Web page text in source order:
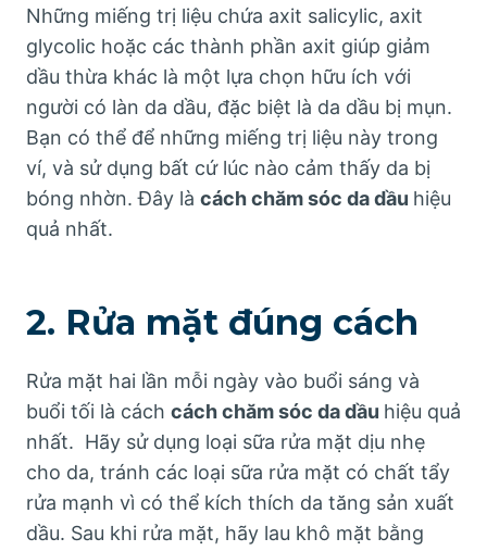
Những miếng trị liệu chứa axit salicylic, axit
glycolic hoặc các thành phần axit giúp giảm
dầu thừa khác là một lựa chọn hữu ích với
người có làn da dầu, đặc biệt là da dầu bị mụn.
Bạn có thể để những miếng trị liệu này trong
ví, và sử dụng bất cứ lúc nào cảm thấy da bị
bóng nhờn. Đây là cách chăm sóc da dầu hiệu
quả nhất.
2. Rửa mặt đúng cách
Rửa mặt hai lần mỗi ngày vào buổi sáng và
buổi tối là cách cách chăm sóc da dầu hiệu quả
nhất. Hãy sử dụng loại sữa rửa mặt dịu nhẹ
cho da, tránh các loại sữa rửa mặt có chất tẩy
rửa mạnh vì có thể kích thích da tăng sản xuất
dầu. Sau khi rửa mặt, hãy lau khô mặt bằng